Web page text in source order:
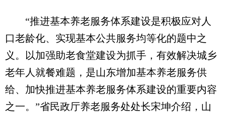
“推进基本养老服务体系建设是积极应对人
口老龄化、实现基本公共服务均等化的题中之
义。以加强助老食堂建设为抓手，有效解决城乡
老年人就餐难题，是山东增加基本养老服务供
给、加快推进基本养老服务体系建设的重要内容
之一。”省民政厅养老服务处处长宋坤介绍，山